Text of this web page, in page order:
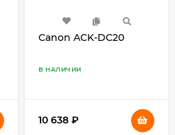
Canon ACK-DC20
В НАЛИЧИИ
10 638